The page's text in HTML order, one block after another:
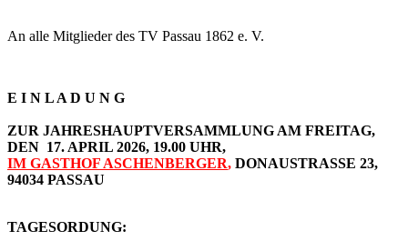
An alle Mitglieder des TV Passau 1862 e. V.
E I N L A D U N G
ZUR JAHRESHAUPTVERSAMMLUNG AM FREITAG,
DEN 17. APRIL 2026, 19.00 UHR,
IM GASTHOF ASCHENBERGER, DONAUSTRASSE 23,
94034 PASSAU
TAGESORDUNG: